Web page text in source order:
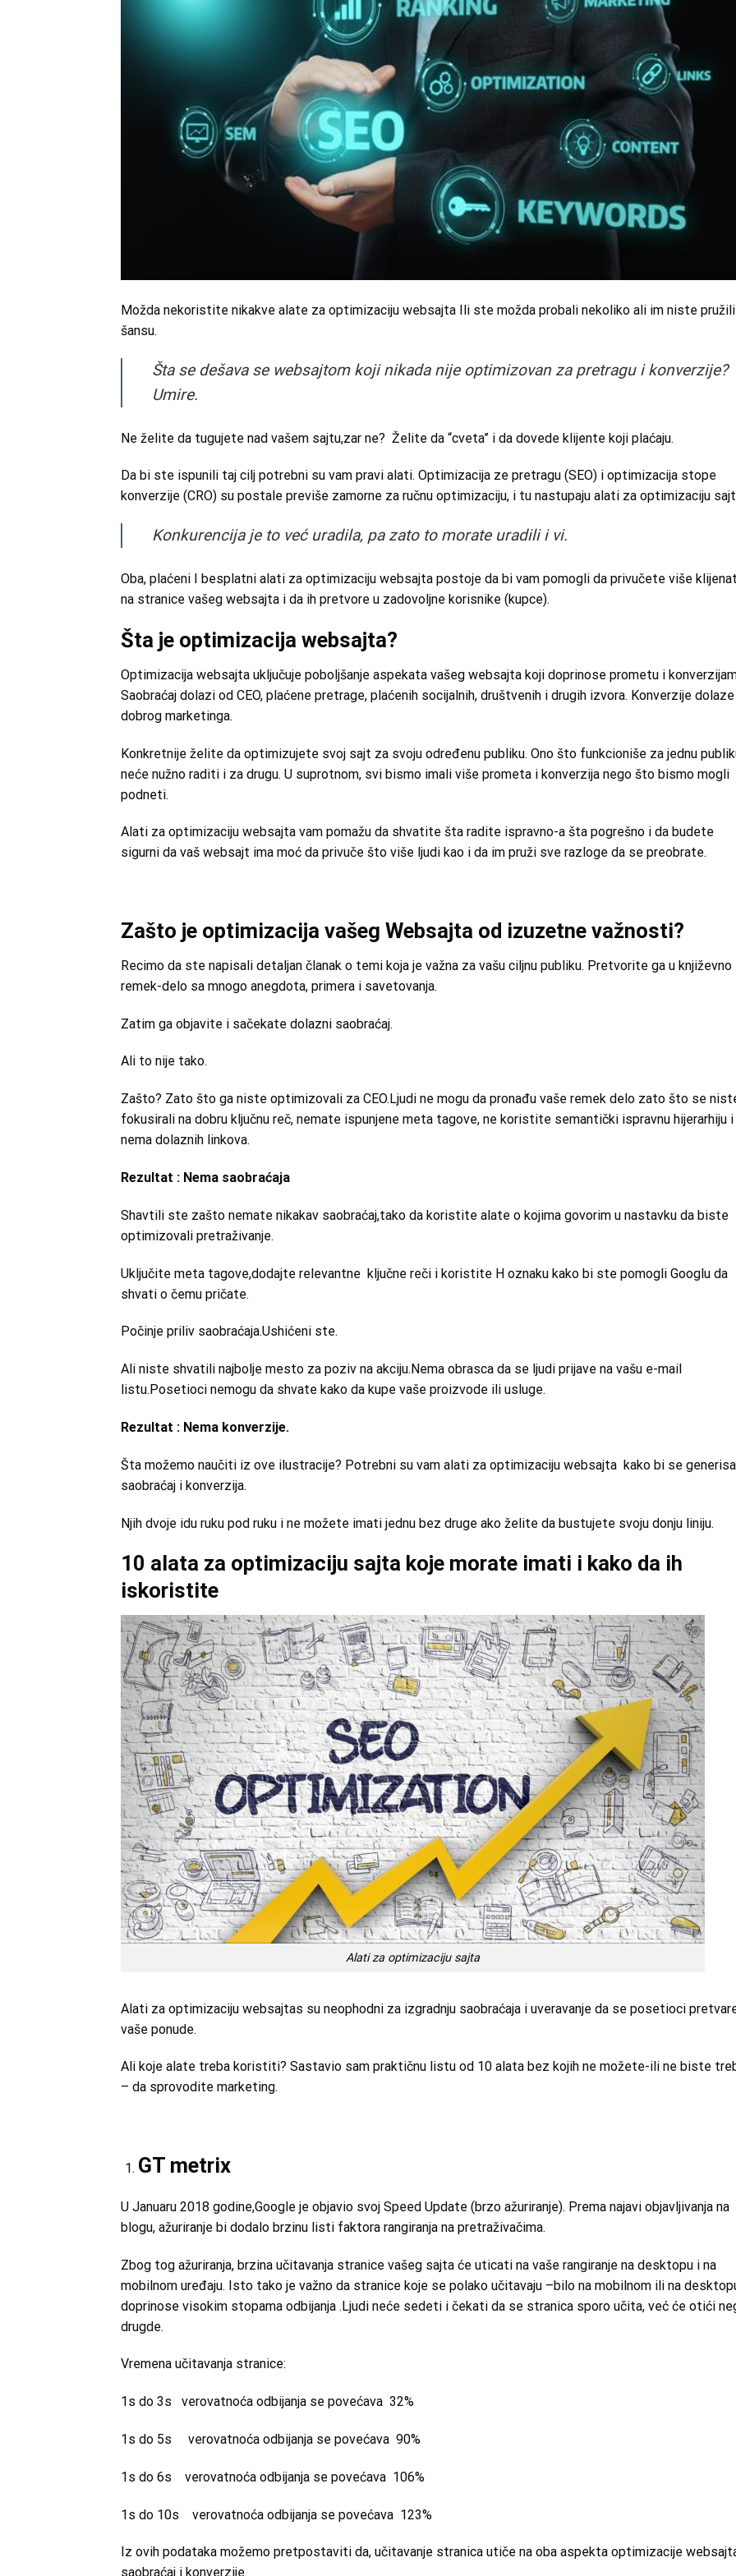
Možda nekoristite nikakve alate za optimizaciju websajta Ili ste možda probali nekoliko ali im niste pružili
šansu.
Šta se dešava se websajtom koji nikada nije optimizovan za pretragu i konverzije?
Umire.
Ne želite da tugujete nad vašem sajtu,zar ne? Želite da “cveta” i da dovede klijente koji plaćaju.
Da bi ste ispunili taj cilj potrebni su vam pravi alati. Optimizacija ze pretragu (SEO) i optimizacija stope
konverzije (CRO) su postale previše zamorne za ručnu optimizaciju, i tu nastupaju alati za optimizaciju
Konkurencija je to već uradila, pa zato to morate uradili i vi.
Oba, plaćeni I besplatni alati za optimizaciju websajta postoje da bi vam pomogli da privučete više
na stranice vašeg websajta i da ih pretvore u zadovoljne korisnike (kupce).
Šta je optimizacija websajta?
Optimizacija websajta uključuje poboljšanje aspekata vašeg websajta koji doprinose prometu i
Saobraćaj dolazi od CEO, plaćene pretrage, plaćenih socijalnih, društvenih i drugih izvora. Konverzije
dobrog marketinga.
Konkretnije želite da optimizujete svoj sajt za svoju određenu publiku. Ono što funkcioniše za jednu
neće nužno raditi i za drugu. U suprotnom, svi bismo imali više prometa i konverzija nego što bismo mogli
podneti.
Alati za optimizaciju websajta vam pomažu da shvatite šta radite ispravno-a šta pogrešno i da budete
sigurni da vaš websajt ima moć da privuče što više ljudi kao i da im pruži sve razloge da se preobrate.
Zašto je optimizacija vašeg Websajta od izuzetne važnosti?
Recimo da ste napisali detaljan članak o temi koja je važna za vašu ciljnu publiku. Pretvorite ga u književno
remek-delo sa mnogo anegdota, primera i savetovanja.
Zatim ga objavite i sačekate dolazni saobraćaj.
Ali to nije tako.
Zašto? Zato što ga niste optimizovali za CEO.Ljudi ne mogu da pronađu vaše remek delo zato što se
fokusirali na dobru ključnu reč, nemate ispunjene meta tagove, ne koristite semantički ispravnu hijerarhiju i
nema dolaznih linkova.
Rezultat : Nema saobraćaja
Shavtili ste zašto nemate nikakav saobraćaj,tako da koristite alate o kojima govorim u nastavku da biste
optimizovali pretraživanje.
Uključite meta tagove,dodajte relevantne ključne reči i koristite H oznaku kako bi ste pomogli Googlu da
shvati o čemu pričate.
Počinje priliv saobraćaja.Ushićeni ste.
Ali niste shvatili najbolje mesto za poziv na akciju.Nema obrasca da se ljudi prijave na vašu e-mail
listu.Posetioci nemogu da shvate kako da kupe vaše proizvode ili usluge.
Rezultat : Nema konverzije.
Šta možemo naučiti iz ove ilustracije? Potrebni su vam alati za optimizaciju websajta kako bi se
saobraćaj i konverzija.
Njih dvoje idu ruku pod ruku i ne možete imati jednu bez druge ako želite da bustujete svoju donju liniju.
10 alata za optimizaciju sajta koje morate imati i kako da ih
iskoristite
Alati za optimizaciju sajta
Alati za optimizaciju websajtas su neophodni za izgradnju saobraćaja i uveravanje da se posetioci
vaše ponude.
Ali koje alate treba koristiti? Sastavio sam praktičnu listu od 10 alata bez kojih ne možete-ili ne biste
– da sprovodite marketing.
GT metrix
U Januaru 2018 godine,Google je objavio svoj Speed Update (brzo ažuriranje). Prema najavi objavljivanja na
blogu, ažuriranje bi dodalo brzinu listi faktora rangiranja na pretraživačima.
Zbog tog ažuriranja, brzina učitavanja stranice vašeg sajta će uticati na vaše rangiranje na desktopu i na
mobilnom uređaju. Isto tako je važno da stranice koje se polako učitavaju –bilo na mobilnom ili na
doprinose visokim stopama odbijanja .Ljudi neće sedeti i čekati da se stranica sporo učita, već će otići
drugde.
Vremena učitavanja stranice:
1s do 3s verovatnoća odbijanja se povećava 32%
1s do 5s verovatnoća odbijanja se povećava 90%
1s do 6s verovatnoća odbijanja se povećava 106%
1s do 10s verovatnoća odbijanja se povećava 123%
Iz ovih podataka možemo pretpostaviti da, učitavanje stranica utiče na oba aspekta optimizacije
saobraćaj i konverzije.